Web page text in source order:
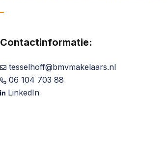
Contactinformatie:
tesselhoff@bmvmakelaars.nl
06 104 703 88
LinkedIn